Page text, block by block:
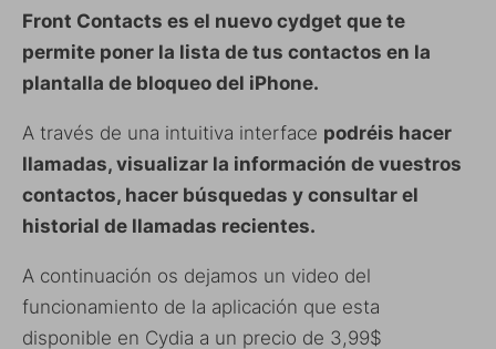
Front Contacts es el nuevo cydget que te
permite poner la lista de tus contactos en la
plantalla de bloqueo del iPhone.
A través de una intuitiva interface podréis hacer
llamadas, visualizar la información de vuestros
contactos, hacer búsquedas y consultar el
historial de llamadas recientes.
A continuación os dejamos un video del
funcionamiento de la aplicación que esta
disponible en Cydia a un precio de 3,99$